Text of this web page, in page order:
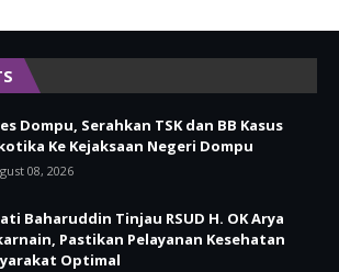
Dompu, Serahkan TSK dan BB Kasus
Ke Kejaksaan Negeri Dompu
08, 2026
Baharuddin Tinjau RSUD H. OK Arya
Pastikan Pelayanan Kesehatan
Optimal